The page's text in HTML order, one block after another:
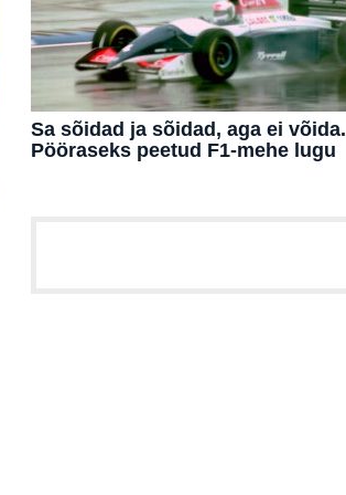
Sa sõidad ja sõidad, aga ei võida.
Pööraseks peetud F1-mehe lugu